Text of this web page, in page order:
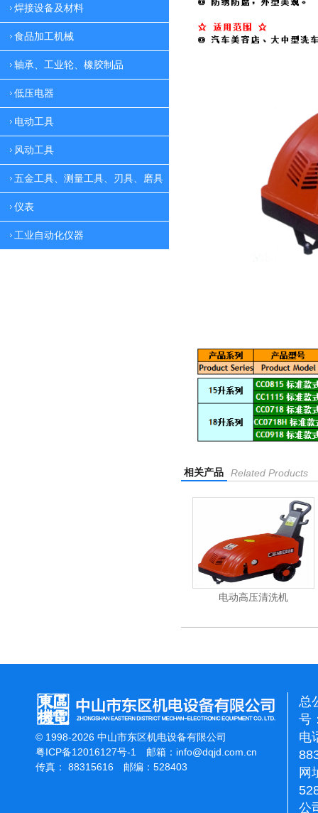
焊接设备及材料
食品加工机械
轴承、工业轮、橡胶制品
低压电器
电动工具
风动工具
五金工具、测量工具、刃具、磨具
仪表
工业自动化仪器
相关产品 Related Products
电动高压清洗机
© 1998-2026 中山市东区机电设备有限公司
粤ICP备12016127号-1
邮箱： info@dqjd.com.cn
传真： 88315616 邮编：528403
总
号
电
网
公